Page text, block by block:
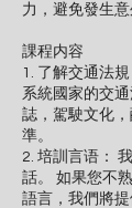
力，避免發生
課程内容
1. 了解交通法
系統國家的交
誌，駕駛文化
準。
2. 培訓言语：
話。 如果您不
語言，我們將